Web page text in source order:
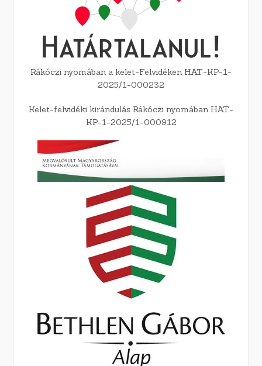
Rákóczi nyomában a kelet-Felvidéken HAT-KP-1-
2025/1-000232
Kelet-felvidéki kirándulás Rákóczi nyomában HAT-
KP-1-2025/1-000912